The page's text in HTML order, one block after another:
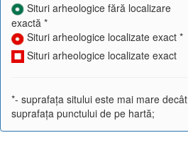
Situri arheologice fără localizare
exactă *
Situri arheologice localizate exact *
Situri arheologice localizate exact
*- suprafața sitului este mai mare decât
suprafața punctului de pe hartă;